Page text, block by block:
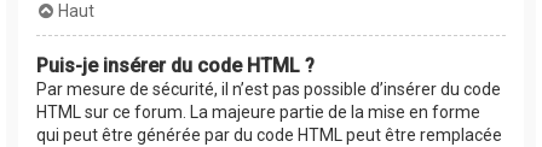
Haut
Puis-je insérer du code HTML ?
Par mesure de sécurité, il n’est pas possible d’insérer du code
HTML sur ce forum. La majeure partie de la mise en forme
qui peut être générée par du code HTML peut être remplacée